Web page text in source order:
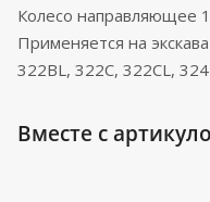
Колесо направляющее
Применяется на
322BL, 322C, 322CL,
Вместе с